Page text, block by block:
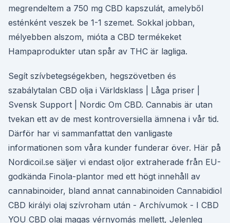
megrendeltem a 750 mg CBD kapszulát, amelyből
esténként veszek be 1-1 szemet. Sokkal jobban,
mélyebben alszom, mióta a CBD termékeket
Hampaprodukter utan spår av THC är lagliga.
Segít szívbetegségekben, hegszövetben és
szabálytalan CBD olja i Världsklass | Låga priser |
Svensk Support | Nordic Om CBD. Cannabis är utan
tvekan ett av de mest kontroversiella ämnena i vår tid.
Därför har vi sammanfattat den vanligaste
informationen som våra kunder funderar över. Här på
Nordicoil.se säljer vi endast oljor extraherade från EU-
godkända Finola-plantor med ett högt innehåll av
cannabinoider, bland annat cannabinoiden Cannabidiol
CBD királyi olaj szívroham után - Archívumok - I CBD
YOU CBD olaj magas vérnyomás mellett, Jelenleg